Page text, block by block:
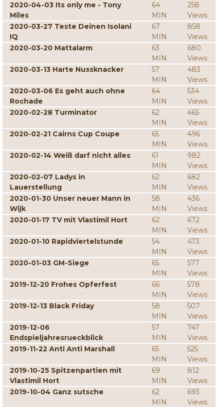
2020-04-03 Its only me - Tony
Miles
64
MIN
258
Views
2020-03-27 Teste Deinen Isolani
IQ
67
MIN
858
Views
2020-03-20 Mattalarm
63
MIN
680
Views
2020-03-13 Harte Nussknacker
57
MIN
483
Views
2020-03-06 Es geht auch ohne
Rochade
64
MIN
534
Views
2020-02-28 Turminator
62
MIN
465
Views
2020-02-21 Cairns Cup Coupe
65
MIN
496
Views
2020-02-14 Weiß darf nicht alles
61
MIN
982
Views
2020-02-07 Ladys in
Lauerstellung
62
MIN
682
Views
2020-01-30 Unser neuer Mann in
Wijk
58
MIN
436
Views
2020-01-17 TV mit Vlastimil Hort
62
MIN
672
Views
2020-01-10 Rapidviertelstunde
54
MIN
473
Views
2020-01-03 GM-Siege
65
MIN
577
Views
2019-12-20 Frohes Opferfest
66
MIN
578
Views
2019-12-13 Black Friday
58
MIN
507
Views
2019-12-06
Endspieljahresrueckblick
57
MIN
747
Views
2019-11-22 Anti Anti Marshall
65
MIN
525
Views
2019-10-25 Spitzenpartien mit
Vlastimil Hort
69
MIN
812
Views
2019-10-04 Ganz sutsche
62
MIN
693
Views